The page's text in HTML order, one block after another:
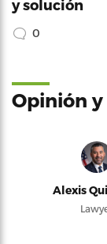
y solución
0
Opinión
Alexis